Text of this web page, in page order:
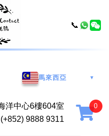
馬來西亞 ▼
洋中心6樓604室
(+852) 9888 9311
📞